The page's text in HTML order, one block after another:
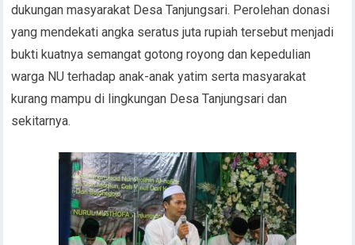
dukungan masyarakat Desa Tanjungsari. Perolehan donasi
yang mendekati angka seratus juta rupiah tersebut menjadi
bukti kuatnya semangat gotong royong dan kepedulian
warga NU terhadap anak-anak yatim serta masyarakat
kurang mampu di lingkungan Desa Tanjungsari dan
sekitarnya.